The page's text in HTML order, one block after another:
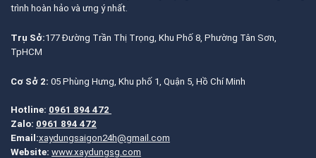
trình hoàn hảo và ưng ý nhất.
Trụ Sở:177 Đường Trần Thị Trọng, Khu Phố 8, Phường Tân Sơn,
TpHCM
Cơ Sở 2: 05 Phùng Hưng, Khu phố 1, Quận 5, Hồ Chí Minh
Hotline: 0961 894 472
Zalo: 0961 894 472
Email:xaydungsaigon24h@gmail.com
Website: www.xaydungsg.com